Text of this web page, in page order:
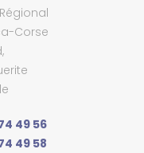
Corse
49 56
49 58